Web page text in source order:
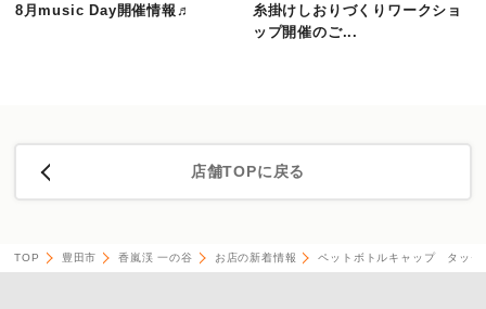
8月music Day開催情報♬
糸掛けしおりづくりワークショ
ップ開催のご...
店舗TOPに戻る
TOP 豊田市 香嵐渓 一の谷 お店の新着情報 ペットボトルキャップ タッ